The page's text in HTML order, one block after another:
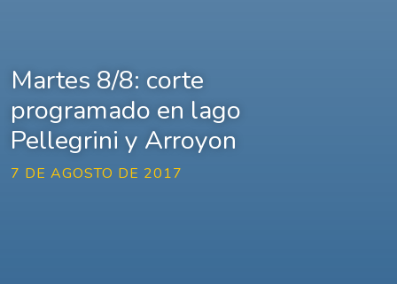
Martes 8/8: corte
programado en lago
Pellegrini y Arroyon
7 DE AGOSTO DE 2017